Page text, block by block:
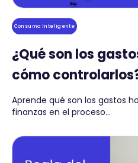
Consumo Inteligente
¿Qué son los
cómo
Aprende qué son los gastos
finanzas en el proceso...